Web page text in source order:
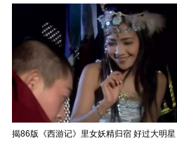
揭86版《西游记》里女妖精归宿 好过大明星